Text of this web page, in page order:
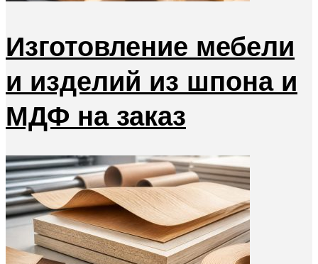
Изготовление мебели
и изделий из шпона и
МДФ на заказ